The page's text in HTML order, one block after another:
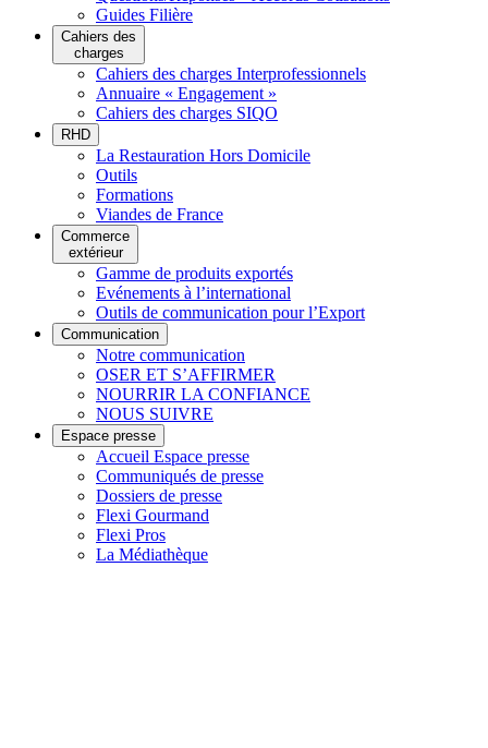
Guides Filière
Cahiers des
charges
Cahiers des charges Interprofessionnels
Annuaire « Engagement »
Cahiers des charges SIQO
RHD
La Restauration Hors Domicile
Outils
Formations
Viandes de France
Commerce
extérieur
Gamme de produits exportés
Evénements à l’international
Outils de communication pour l’Export
Communication
Notre communication
OSER ET S’AFFIRMER
NOURRIR LA CONFIANCE
NOUS SUIVRE
Espace presse
Accueil Espace presse
Communiqués de presse
Dossiers de presse
Flexi Gourmand
Flexi Pros
La Médiathèque